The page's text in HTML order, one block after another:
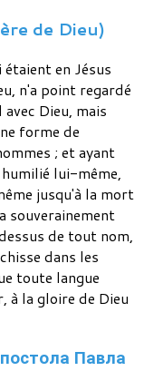
de Dieu)
en Jésus
n'a point regardé
Dieu, mais
forme de
; et ayant
lui-même,
jusqu'à la mort
souverainement
de tout nom,
dans les
toute langue
à la gloire de Dieu
Павла